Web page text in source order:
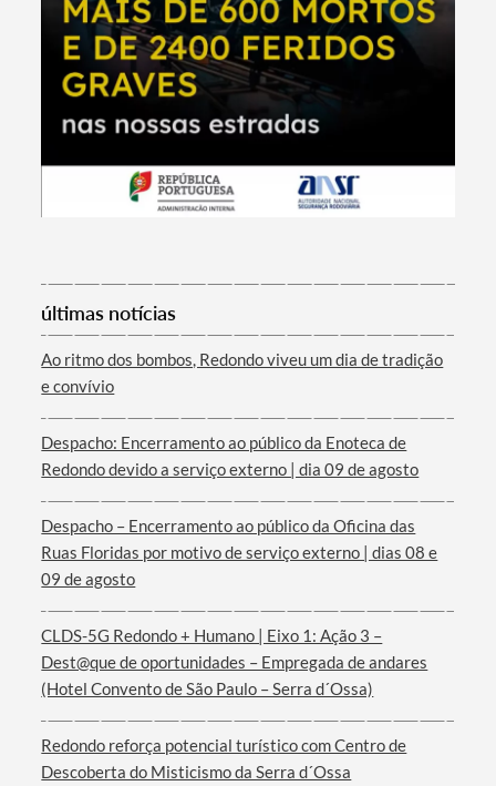
Categorias gerais
Filtros
últimas notícias
Ao ritmo dos bombos, Redondo viveu um dia de tradição
e convívio
Despacho: Encerramento ao público da Enoteca de
Redondo devido a serviço externo | dia 09 de agosto
Despacho – Encerramento ao público da Oficina das
Ruas Floridas por motivo de serviço externo | dias 08 e
09 de agosto
CLDS-5G Redondo + Humano | Eixo 1: Ação 3 –
Dest@que de oportunidades – Empregada de andares
(Hotel Convento de São Paulo – Serra d´Ossa)
Redondo reforça potencial turístico com Centro de
Descoberta do Misticismo da Serra d´Ossa